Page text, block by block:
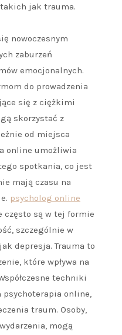
jak trauma.
nowoczesnym
zaburzeń
emocjonalnych.
do prowadzenia
się z ciężkimi
skorzystać z
od miejsca
online umożliwia
spotkania, co jest
mają czasu na
psycholog online
często są w tej formie
szczególnie w
depresja. Trauma to
które wpływa na
techniki
psychoterapia online,
traum. Osoby,
mogą